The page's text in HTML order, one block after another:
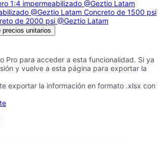
1:4 impermeabilizado @Geztio Latam
@Geztio Latam Concreto de 1500 psi
de 2000 psi @Geztio Latam
unitarios
Pro para acceder a esta funcionalidad. Si ya
y vuelve a esta página para exportar la
exportar la información en formato .xlsx con